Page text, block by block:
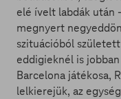
elé ívelt labdák után
megnyert
szituációból
eddigieknél is
Barcelona játékosa,
lelkierejük, az